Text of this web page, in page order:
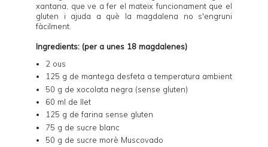
xantana, que ve a fer el mateix funcionament que el
gluten i ajuda a què la magdalena no s'engruni
fàcilment.
Ingredients: (per a unes 18 magdalenes)
2 ous
125 g de mantega desfeta a temperatura ambient
50 g de xocolata negra (sense gluten)
60 ml de llet
125 g de farina sense gluten
75 g de sucre blanc
50 g de sucre morè Muscovado